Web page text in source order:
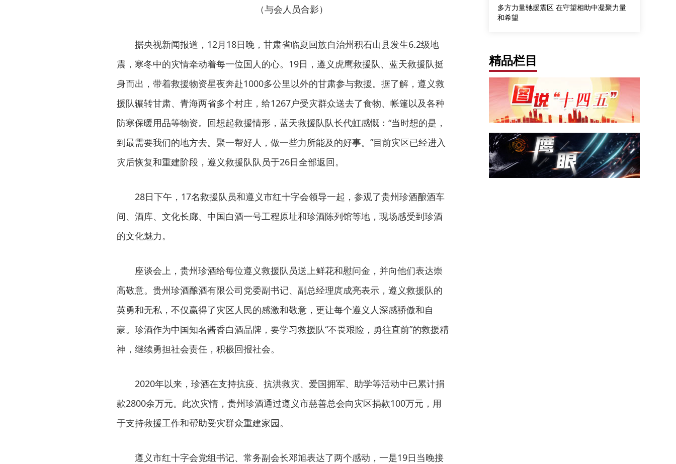
（与会人员合影）
据央视新闻报道，12月18日晚，甘肃省临夏回族自治州积石山县发生6.2级地
震，寒冬中的灾情牵动着每一位国人的心。19日，遵义虎鹰救援队、蓝天救援队挺
身而出，带着救援物资星夜奔赴1000多公里以外的甘肃参与救援。据了解，遵义救
援队辗转甘肃、青海两省多个村庄，给1267户受灾群众送去了食物、帐篷以及各种
防寒保暖用品等物资。回想起救援情形，蓝天救援队队长代虹感慨：“当时想的是，
到最需要我们的地方去。聚一帮好人，做一些力所能及的好事。”目前灾区已经进入
灾后恢复和重建阶段，遵义救援队队员于26日全部返回。
28日下午，17名救援队员和遵义市红十字会领导一起，参观了贵州珍酒酿酒车
间、酒库、文化长廊、中国白酒一号工程原址和珍酒陈列馆等地，现场感受到珍酒
的文化魅力。
座谈会上，贵州珍酒给每位遵义救援队员送上鲜花和慰问金，并向他们表达崇
高敬意。贵州珍酒酿酒有限公司党委副书记、副总经理庹成亮表示，遵义救援队的
英勇和无私，不仅赢得了灾区人民的感激和敬意，更让每个遵义人深感骄傲和自
豪。珍酒作为中国知名酱香白酒品牌，要学习救援队“不畏艰险，勇往直前”的救援精
神，继续勇担社会责任，积极回报社会。
2020年以来，珍酒在支持抗疫、抗洪救灾、爱国拥军、助学等活动中已累计捐
款2800余万元。此次灾情，贵州珍酒通过遵义市慈善总会向灾区捐款100万元，用
于支持救援工作和帮助受灾群众重建家园。
遵义市红十字会党组书记、常务副会长邓旭表达了两个感动，一是19日当晚接
多方力量驰援震区 在守望相助中凝聚力量
和希望
精品栏目